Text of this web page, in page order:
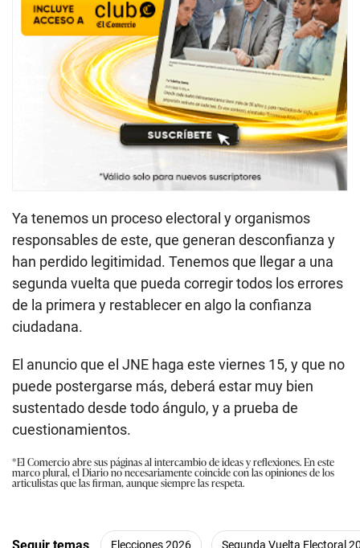
Ya tenemos un proceso electoral y organismos
responsables de este, que generan desconfianza y
han perdido legitimidad. Tenemos que llegar a una
segunda vuelta que pueda corregir todos los errores
de la primera y restablecer en algo la confianza
ciudadana.
El anuncio que el JNE haga este viernes 15, y que no
puede postergarse más, deberá estar muy bien
sustentado desde todo ángulo, y a prueba de
cuestionamientos.
*El Comercio abre sus páginas al intercambio de ideas y reflexiones. En este
marco plural, el Diario no necesariamente coincide con las opiniones de los
articulistas que las firman, aunque siempre las respeta.
Elecciones 2026 Segunda Vuelta Electoral